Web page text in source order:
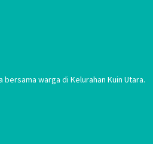
warga di Kelurahan Kuin Utara.